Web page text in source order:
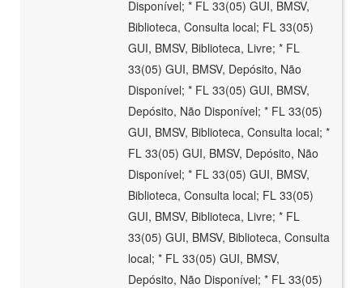
Disponível; * FL 33(05) GUI, BMSV,
Biblioteca, Consulta local; FL 33(05)
GUI, BMSV, Biblioteca, Livre; * FL
33(05) GUI, BMSV, Depósito, Não
Disponível; * FL 33(05) GUI, BMSV,
Depósito, Não Disponível; * FL 33(05)
GUI, BMSV, Biblioteca, Consulta local; *
FL 33(05) GUI, BMSV, Depósito, Não
Disponível; * FL 33(05) GUI, BMSV,
Biblioteca, Consulta local; FL 33(05)
GUI, BMSV, Biblioteca, Livre; * FL
33(05) GUI, BMSV, Biblioteca, Consulta
local; * FL 33(05) GUI, BMSV,
Depósito, Não Disponível; * FL 33(05)